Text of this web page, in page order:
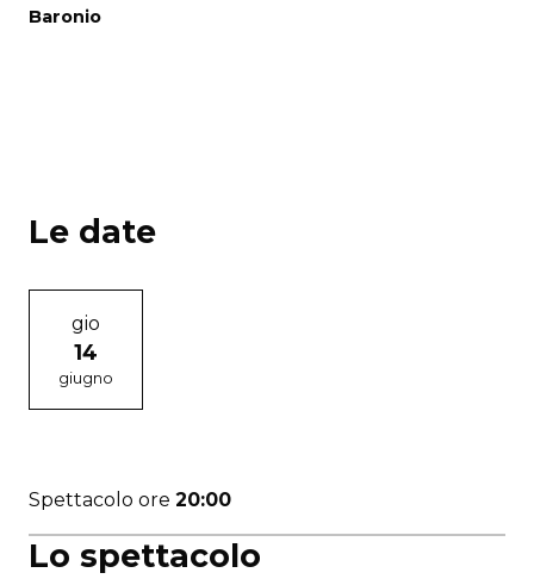
Baronio
Lo spettacolo
Le date
gio
14
giugno
Spettacolo ore 20:00